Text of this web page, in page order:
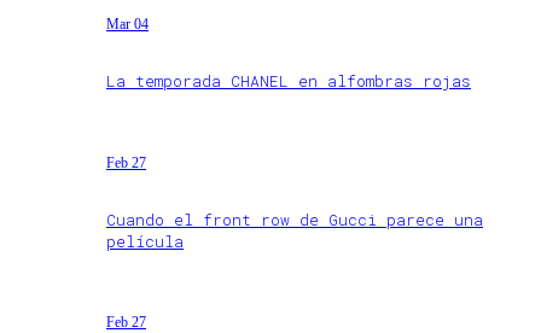
Mar 04
La temporada CHANEL en alfombras rojas
Feb 27
Cuando el front row de Gucci parece una
película
Feb 27